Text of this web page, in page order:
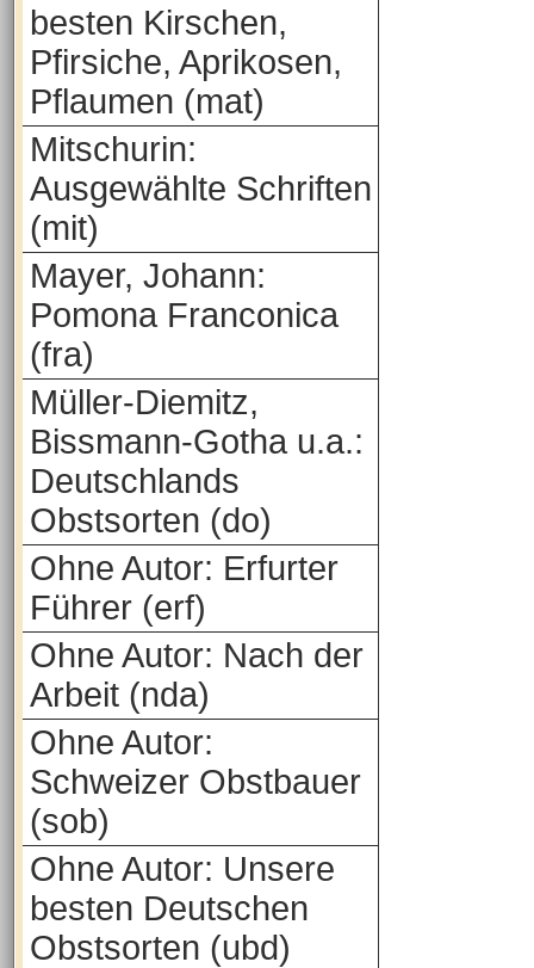
besten Kirschen,
Pfirsiche, Aprikosen,
Pflaumen (mat)
Mitschurin:
Ausgewählte Schriften
(mit)
Mayer, Johann:
Pomona Franconica
(fra)
Müller-Diemitz,
Bissmann-Gotha u.a.:
Deutschlands
Obstsorten (do)
Ohne Autor: Erfurter
Führer (erf)
Ohne Autor: Nach der
Arbeit (nda)
Ohne Autor:
Schweizer Obstbauer
(sob)
Ohne Autor: Unsere
besten Deutschen
Obstsorten (ubd)